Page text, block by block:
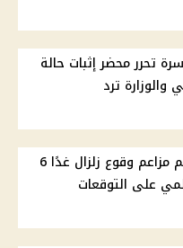
الأسرة تحرر محضر إثبات حالة
ترد
البحوث الفلكية تحسم مزاعم وقوع زلزال غدًا 6
على التوقعات